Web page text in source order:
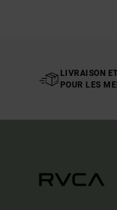
LIVRAISON
POUR LES